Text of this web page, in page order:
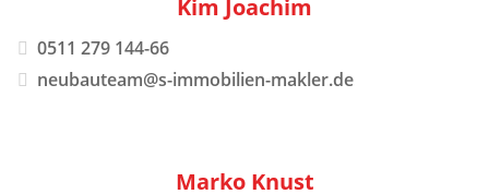
Kim Joachim
0511 279 144-66
neubauteam@s-immobilien-makler.de
Marko Knust